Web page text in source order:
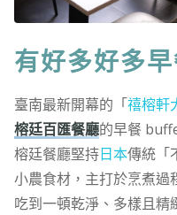
有好多好多
臺南最新開幕的「禧榕軒
榕廷百匯餐廳的早餐
榕廷餐廳堅持日本傳統「
小農食材，主打於烹煮過
吃到一頓乾淨、多樣且精